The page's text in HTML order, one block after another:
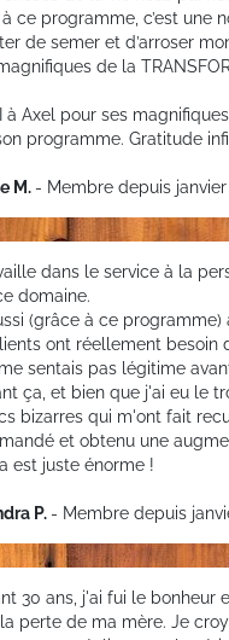
ce programme, c’est une
de semer et d’arroser
de la
à Axel pour ses
programme. Gratitude
M. - Membre depuis janvier
dans le service à la
domaine.
(grâce à ce
ont réellement besoin
sentais pas légitime
ça, et bien que j'ai eu le
bizarres qui m'ont fait
et obtenu une
est juste énorme !
P. - Membre depuis
30 ans, j'ai fui le bonheur
perte de ma mère. Je